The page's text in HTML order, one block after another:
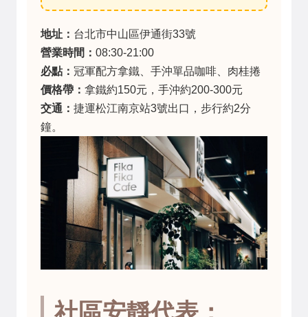
地址： 台北市中山區伊通街33號
營業時間： 08:30-21:00
必點： 冠軍配方拿鐵、手沖單品咖啡、肉桂捲
價格帶： 拿鐵約150元，手沖約200-300元
交通： 捷運松江南京站3號出口，步行約2分
鐘。